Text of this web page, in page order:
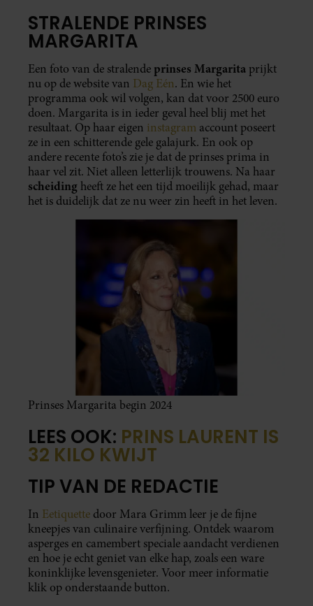
STRALENDE PRINSES
MARGARITA
Een foto van de stralende prinses Margarita prijkt
nu op de website van Dag Eén. En wie het
programma ook wil volgen, kan dat voor 2500 euro
doen. Margarita is in ieder geval heel blij met het
resultaat. Op haar eigen instagram account poseert
ze in een schitterende gele galajurk. En ook op
andere recente foto’s zie je dat de prinses prima in
haar vel zit. Niet alleen letterlijk trouwens. Na haar
scheiding heeft ze het een tijd moeilijk gehad, maar
het is duidelijk dat ze nu weer zin heeft in het leven.
Prinses Margarita begin 2024
LEES OOK: PRINS LAURENT IS
32 KILO KWIJT
TIP VAN DE REDACTIE
In Eetiquette door Mara Grimm leer je de fijne
kneepjes van culinaire verfijning. Ontdek waarom
asperges en camembert speciale aandacht verdienen
en hoe je echt geniet van elke hap, zoals een ware
koninklijke levensgenieter. Voor meer informatie
klik op onderstaande button.